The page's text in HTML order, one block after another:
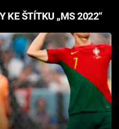
KE ŠTÍTKU „MS 2022“